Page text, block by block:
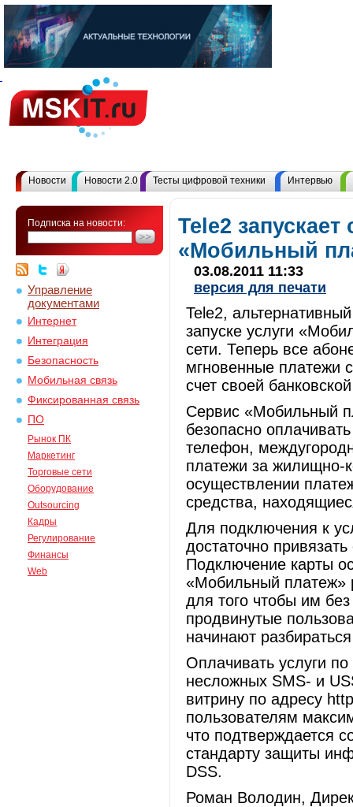
Новости Новости 2.0 Тесты цифровой техники Интервью
Подписка на новости:
Управление
документами
Интернет
Интеграция
Безопасность
Мобильная связь
Фиксированная связь
ПО
Рынок ПК
Маркетинг
Торговые сети
Оборудование
Outsourcing
Кадры
Регулирование
Финансы
Web
Tele2 запускает
«Мобильный
03.08.2011 11:33
версия для печати
Tele2,
запуске услуги
сети. Теперь все
мгновенные платежи
счет своей
Сервис «Мобильный
безопасно
телефон,
платежи за жилищно-
осуществлении
средства,
Для подключения к
достаточно
Подключение карты
«Мобильный платеж»
для того чтобы им
продвинутые
начинают
Оплачивать услуги
несложных SMS- и
витрину по адресу
пользователям
что подтверждается
стандарту защиты
DSS.
Роман Володин,